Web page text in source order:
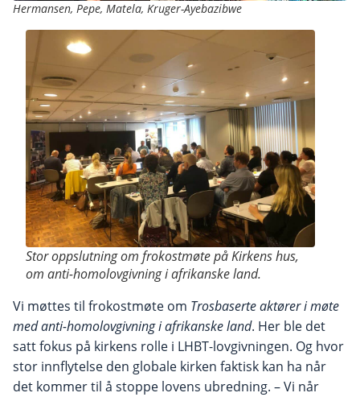
Hermansen, Pepe, Matela, Kruger-Ayebazibwe
Stor oppslutning om frokostmøte på Kirkens hus,
om anti-homolovgivning i afrikanske land.
Vi møttes til frokostmøte om Trosbaserte aktører i møte
med anti-homolovgivning i afrikanske land. Her ble det
satt fokus på kirkens rolle i LHBT-lovgivningen. Og hvor
stor innflytelse den globale kirken faktisk kan ha når
det kommer til å stoppe lovens ubredning. – Vi når